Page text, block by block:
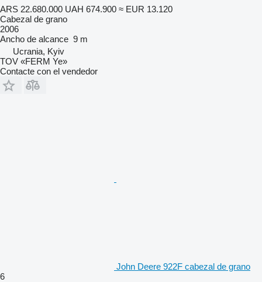
ARS 22.680.000 UAH 674.900 ≈ EUR 13.120
Cabezal de grano
2006
Ancho de alcance 9 m
Ucrania, Kyiv
TOV «FERM Ye»
Contacte con el vendedor
John Deere 922F cabezal de grano
6